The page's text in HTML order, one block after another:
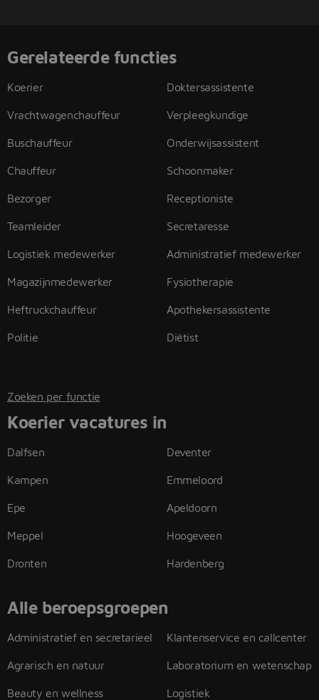
Gerelateerde functies
Koerier
Vrachtwagenchauffeur
Buschauffeur
Chauffeur
Bezorger
Teamleider
Logistiek medewerker
Magazijnmedewerker
Heftruckchauffeur
Politie
Doktersassistente
Verpleegkundige
Onderwijsassistent
Schoonmaker
Receptioniste
Secretaresse
Administratief medewerker
Fysiotherapie
Apothekersassistente
Diëtist
Zoeken per functie
Koerier vacatures in
Dalfsen
Kampen
Epe
Meppel
Dronten
Deventer
Emmeloord
Apeldoorn
Hoogeveen
Hardenberg
Alle beroepsgroepen
Administratief en secretarieel
Agrarisch en natuur
Beauty en wellness
Klantenservice en callcenter
Laboratorium en wetenschap
Logistiek